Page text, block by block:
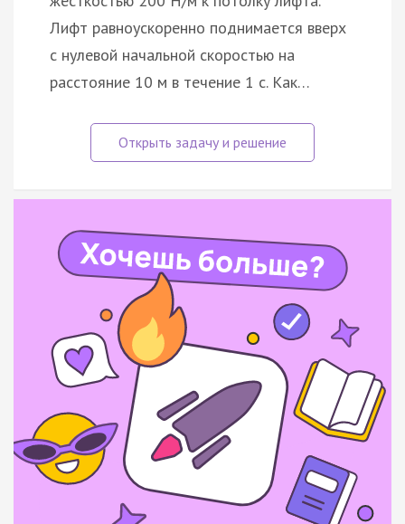
Лифт равноускоренно поднимается вверх
с нулевой начальной скоростью на
расстояние 10 м в течение 1 с. Как…